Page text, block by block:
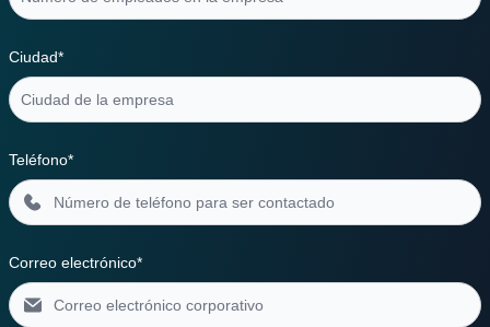
Ciudad*
Teléfono*
Correo electrónico*